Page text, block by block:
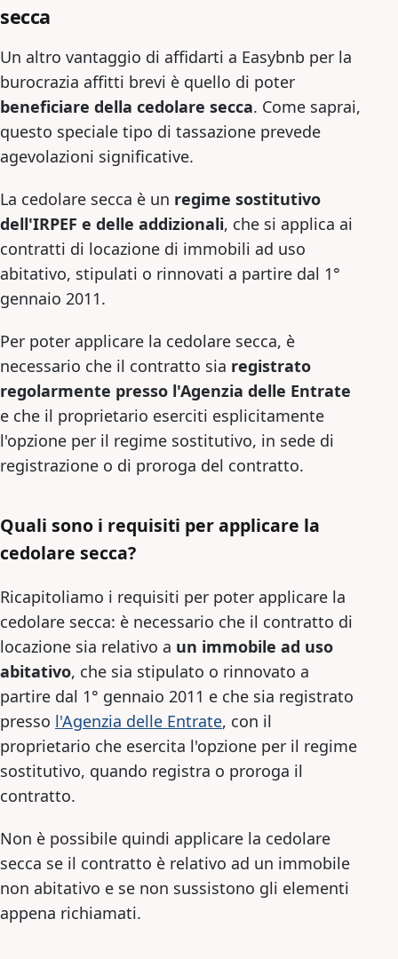
secca
Un altro vantaggio di affidarti a Easybnb per la
burocrazia affitti brevi è quello di poter
beneficiare della cedolare secca. Come saprai,
questo speciale tipo di tassazione prevede
agevolazioni significative.
La cedolare secca è un regime sostitutivo
dell'IRPEF e delle addizionali, che si applica ai
contratti di locazione di immobili ad uso
abitativo, stipulati o rinnovati a partire dal 1°
gennaio 2011.
Per poter applicare la cedolare secca, è
necessario che il contratto sia registrato
regolarmente presso l'Agenzia delle Entrate
e che il proprietario eserciti esplicitamente
l'opzione per il regime sostitutivo, in sede di
registrazione o di proroga del contratto.
Quali sono i requisiti per applicare la
cedolare secca?
Ricapitoliamo i requisiti per poter applicare la
cedolare secca: è necessario che il contratto di
locazione sia relativo a un immobile ad uso
abitativo, che sia stipulato o rinnovato a
partire dal 1° gennaio 2011 e che sia registrato
presso l'Agenzia delle Entrate, con il
proprietario che esercita l'opzione per il regime
sostitutivo, quando registra o proroga il
contratto.
Non è possibile quindi applicare la cedolare
secca se il contratto è relativo ad un immobile
non abitativo e se non sussistono gli elementi
appena richiamati.